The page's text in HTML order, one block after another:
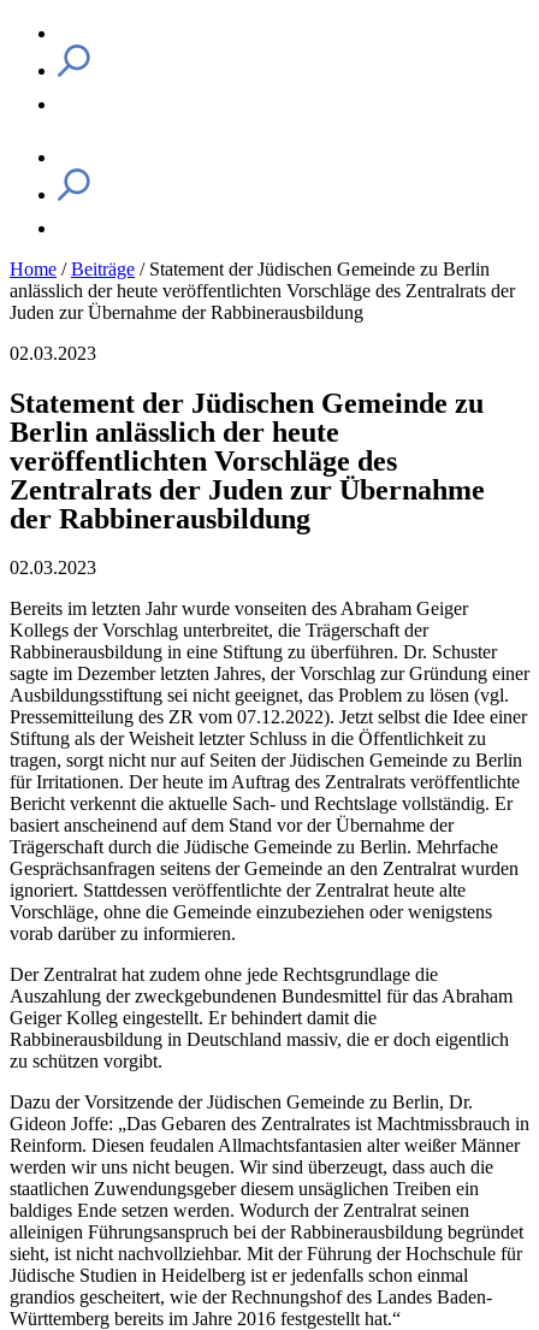
Home /Beiträge / Statement der Jüdischen Gemeinde zu Berlin
anlässlich der heute veröffentlichten Vorschläge des Zentralrats der
Juden zur Übernahme der Rabbinerausbildung
02.03.2023
Statement der Jüdischen Gemeinde zu
Berlin anlässlich der heute
veröffentlichten Vorschläge des
Zentralrats der Juden zur Übernahme
der Rabbinerausbildung
02.03.2023
Bereits im letzten Jahr wurde vonseiten des Abraham Geiger
Kollegs der Vorschlag unterbreitet, die Trägerschaft der
Rabbinerausbildung in eine Stiftung zu überführen. Dr. Schuster
sagte im Dezember letzten Jahres, der Vorschlag zur Gründung einer
Ausbildungsstiftung sei nicht geeignet, das Problem zu lösen (vgl.
Pressemitteilung des ZR vom 07.12.2022). Jetzt selbst die Idee einer
Stiftung als der Weisheit letzter Schluss in die Öffentlichkeit zu
tragen, sorgt nicht nur auf Seiten der Jüdischen Gemeinde zu Berlin
für Irritationen. Der heute im Auftrag des Zentralrats veröffentlichte
Bericht verkennt die aktuelle Sach- und Rechtslage vollständig. Er
basiert anscheinend auf dem Stand vor der Übernahme der
Trägerschaft durch die Jüdische Gemeinde zu Berlin. Mehrfache
Gesprächsanfragen seitens der Gemeinde an den Zentralrat wurden
ignoriert. Stattdessen veröffentlichte der Zentralrat heute alte
Vorschläge, ohne die Gemeinde einzubeziehen oder wenigstens
vorab darüber zu informieren.
Der Zentralrat hat zudem ohne jede Rechtsgrundlage die
Auszahlung der zweckgebundenen Bundesmittel für das Abraham
Geiger Kolleg eingestellt. Er behindert damit die
Rabbinerausbildung in Deutschland massiv, die er doch eigentlich
zu schützen vorgibt.
Dazu der Vorsitzende der Jüdischen Gemeinde zu Berlin, Dr.
Gideon Joffe: „Das Gebaren des Zentralrates ist Machtmissbrauch in
Reinform. Diesen feudalen Allmachtsfantasien alter weißer Männer
werden wir uns nicht beugen. Wir sind überzeugt, dass auch die
staatlichen Zuwendungsgeber diesem unsäglichen Treiben ein
baldiges Ende setzen werden. Wodurch der Zentralrat seinen
alleinigen Führungsanspruch bei der Rabbinerausbildung begründet
sieht, ist nicht nachvollziehbar. Mit der Führung der Hochschule für
Jüdische Studien in Heidelberg ist er jedenfalls schon einmal
grandios gescheitert, wie der Rechnungshof des Landes Baden-
Württemberg bereits im Jahre 2016 festgestellt hat.“